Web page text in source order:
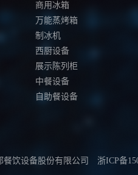
商用冰箱
万能蒸烤箱
制冰机
西厨设备
展示陈列柜
中餐设备
自助餐设备
餐饮设备股份有限公司 浙ICP备